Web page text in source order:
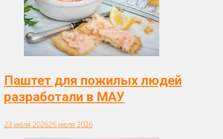
Паштет для пожилых людей
разработали в МАУ
23 июля 202626 июля 2026